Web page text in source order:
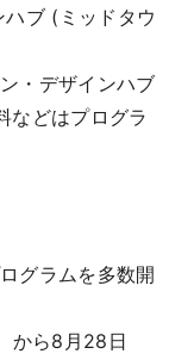
ブ (ミッドタウ
・デザインハブ
などはプログラ
グラムを多数開
から8月28日